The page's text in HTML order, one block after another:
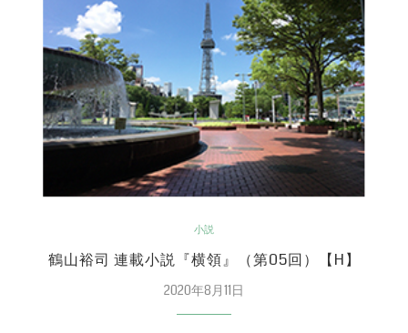
小説
鶴山裕司 連載小説『横領』（第05回）【H】
2020年8月11日